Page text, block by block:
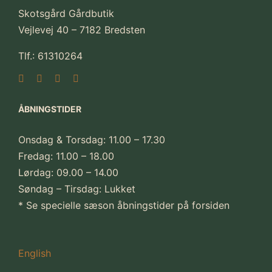
Skotsgård Gårdbutik
Vejlevej 40 – 7182 Bredsten
Tlf.: 61310264
ÅBNINGSTIDER
Onsdag & Torsdag: 11.00 – 17.30
Fredag: 11.00 – 18.00
Lørdag: 09.00 – 14.00
Søndag – Tirsdag: Lukket
* Se specielle sæson åbningstider på forsiden
English